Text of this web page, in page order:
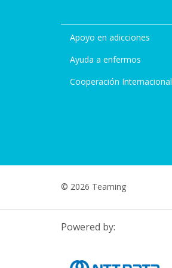
Apoyo en adicciones
Ayuda a enfermos
Cooperación Internacional
© 2026 Teaming
Powered by: